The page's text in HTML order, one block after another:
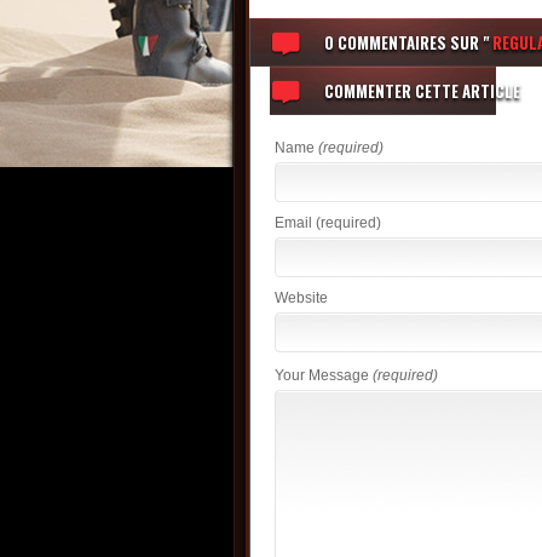
0 COMMENTAIRESSUR "
COMMENTER CETTE ARTICLE
Name (required)
Email (required)
Website
Your Message (required)